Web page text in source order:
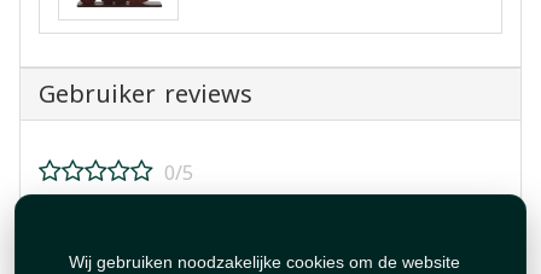
Wij gebruiken noodzakelijke cookies om de website
Gebruiker reviews
0/5